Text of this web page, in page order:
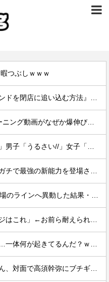
つぶしｗｗｗ